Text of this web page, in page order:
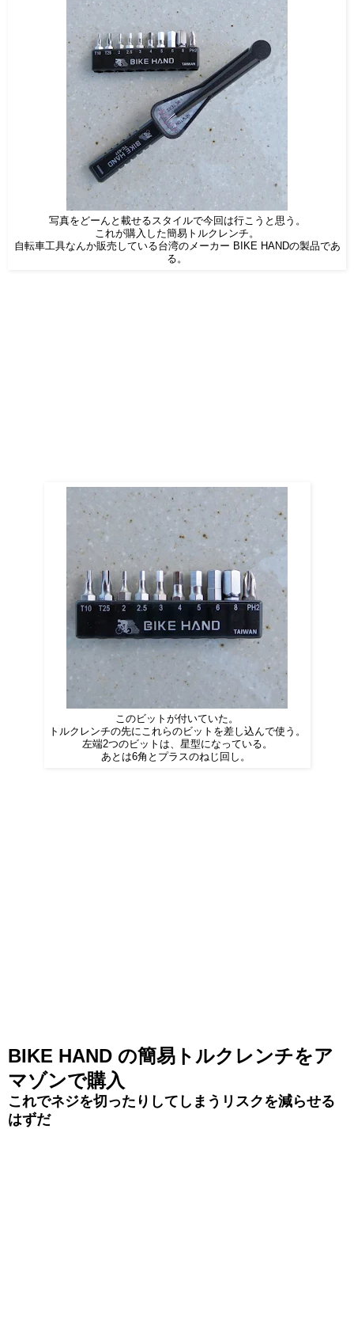
写真をどーんと載せるスタイルで今回は行こうと思う。
これが購入した簡易トルクレンチ。
自転車工具なんか販売している台湾のメーカー BIKE HANDの製品であ
る。
このビットが付いていた。
トルクレンチの先にこれらのビットを差し込んで使う。
左端2つのビットは、星型になっている。
あとは6角とプラスのねじ回し。
BIKE HAND の簡易トルクレンチをア
マゾンで購入
これでネジを切ったりしてしまうリスクを減らせる
はずだ